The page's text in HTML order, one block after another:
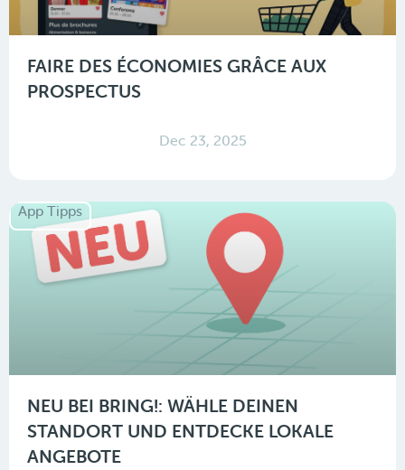
FAIRE DES ÉCONOMIES GRÂCE AUX
PROSPECTUS
Dec 23, 2025
App Tipps
NEU BEI BRING!: WÄHLE DEINEN
STANDORT UND ENTDECKE LOKALE
ANGEBOTE